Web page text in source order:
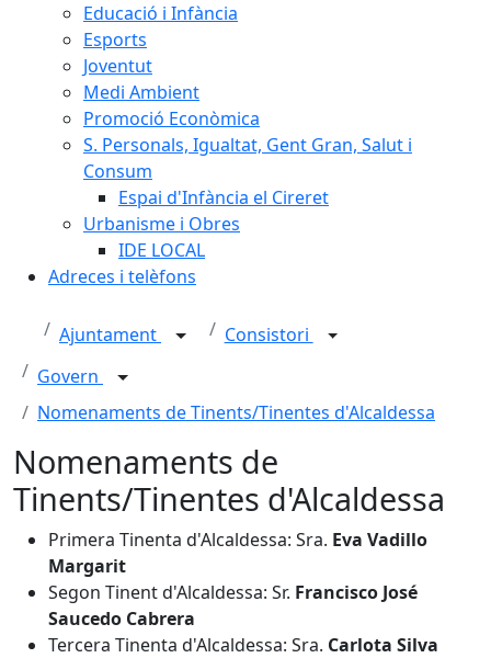
Educació i Infància
Esports
Joventut
Medi Ambient
Promoció Econòmica
S. Personals, Igualtat, Gent Gran, Salut i
Consum
Espai d'Infància el Cireret
Urbanisme i Obres
IDE LOCAL
Adreces i telèfons
Ajuntament
Consistori
Govern
Nomenaments de Tinents/Tinentes d'Alcaldessa
Nomenaments de
Tinents/Tinentes d'Alcaldessa
Primera Tinenta d'Alcaldessa: Sra. Eva Vadillo
Margarit
Segon Tinent d'Alcaldessa: Sr. Francisco José
Saucedo Cabrera
Tercera Tinenta d'Alcaldessa: Sra. Carlota Silva